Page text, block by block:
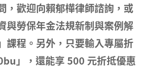
，歡迎向賴郁樺律師諮詢，或
與勞保年金法規新制與案例解
課程。另外，只要輸入專屬折
」，還能享 500 元折抵優惠